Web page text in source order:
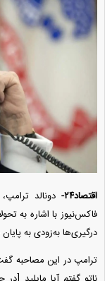
اقتصاد۲۴-
دونالد
فاکس‌نیوز با اشاره به
درگیری‌ها به‌زودی به
ترامپ در این مصاحبه